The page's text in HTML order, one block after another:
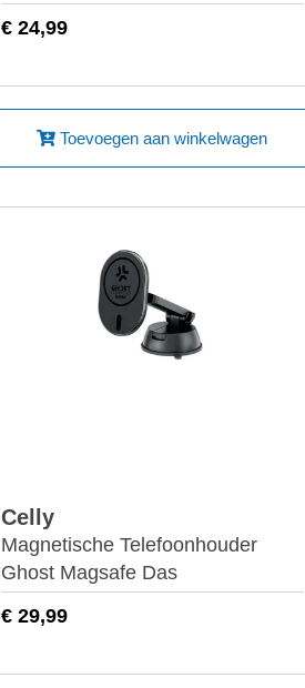
€ 24,99
Toevoegen aan winkelwagen
Celly
Magnetische Telefoonhouder
Ghost Magsafe Das
€ 29,99